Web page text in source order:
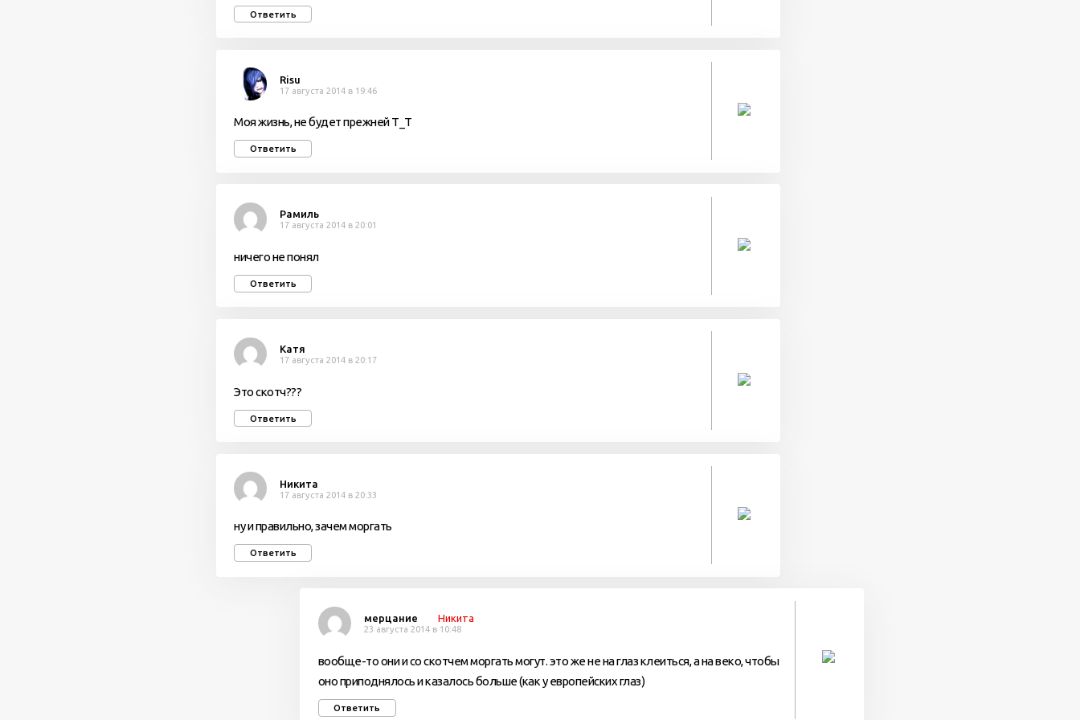
Ответить
Risu
17 августа 2014 в 19:46
Моя жизнь, не будет прежней Т_Т
Ответить
Рамиль
17 августа 2014 в 20:01
ничего не понял
Ответить
Катя
17 августа 2014 в 20:17
Это скотч???
Ответить
Никита
17 августа 2014 в 20:33
ну и правильно, зачем моргать
Ответить
мерцание Никита
23 августа 2014 в 10:48
вообще-то они и со скотчем моргать могут. это же не на глаз клеиться, а на веко, чтобы
оно приподнялось и казалось больше (как у европейских глаз)
Ответить